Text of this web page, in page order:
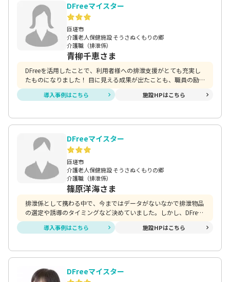
DFreeマイスター
匝瑳市
介護老人保健施設 そうさぬくもりの郷
介護職（排泄係）
青柳千恵さま
DFreeを活用したことで、利用者様への排泄支援がとても充実し
たものになりました！ 目に見える成果が出たことも、職員の励
みになっていました。困った時は、サポートして頂き的確なアド
バイスをもらえたので計画的に継続することが出来ました。 老
います。また排泄トラブル(尿もれや頻尿)に対しても誘導時間や
排泄ケアの時間を変えることで自尊心を尊重した排泄支援が出来
たと思います。 今後もDFreeを活用し、利用者様に寄り添ったケ
アを行っていきたいです。
導入事例はこちら 施設HPはこちら
DFreeマイスター
匝瑳市
介護老人保健施設 そうさぬくもりの郷
介護職（排泄係）
篠原洋海さま
排泄係として携わる中で、今まではデータがないなかで排泄物品
の選定や誘導のタイミングなど決めていました。しかし、DFree
を活用したことでデータに基づいたケアが提供出来るようになり
利用者一人一人に合わせた排泄のタイミングで支援が出来るよう
た利用者様の家族に対しての支援にも繋げられたのでDFreeがあ
って良かったなと思います。これからもDFreeを活用し利用者様1
人1人に合わせたケアが提供出来るように頑張って行きたいと思
います！
導入事例はこちら 施設HPはこちら
DFreeマイスター